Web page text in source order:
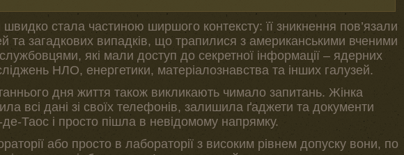
стала частиною ширшого контексту: її зникнення пов’язали
та загадкових випадків, що трапилися з американськими вченими
які мали доступ до секретної інформації – ядерних
НЛО, енергетики, матеріалознавства та інших галузей.
дня життя також викликають чимало запитань. Жінка
всі дані зі своїх телефонів, залишила ґаджети та документи
Таос і просто пішла в невідомому напрямку.
або просто в лабораторії з високим рівнем допуску вони, по